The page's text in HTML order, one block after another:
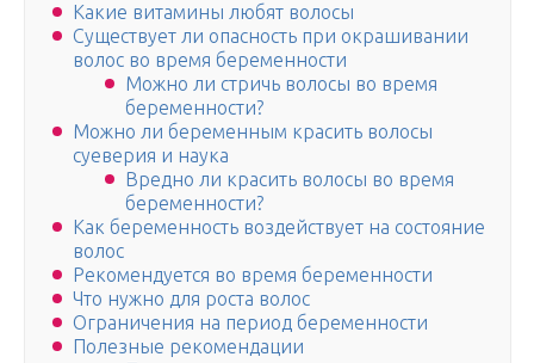
Какие витамины любят волосы
Существует ли опасность при окрашивании
волос во время беременности
Можно ли стричь волосы во время
беременности?
Можно ли беременным красить волосы
суеверия и наука
Вредно ли красить волосы во время
беременности?
Как беременность воздействует на состояние
волос
Рекомендуется во время беременности
Что нужно для роста волос
Ограничения на период беременности
Полезные рекомендации